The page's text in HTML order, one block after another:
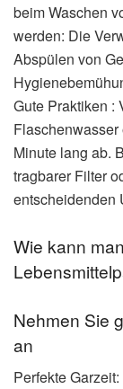
beim Waschen
werden: Die
Abspülen von
Gute Praktiken :
Minute lang ab.
tragbarer Filter
entscheidenden
Wie kann
Nehmen Sie
an
Perfekte